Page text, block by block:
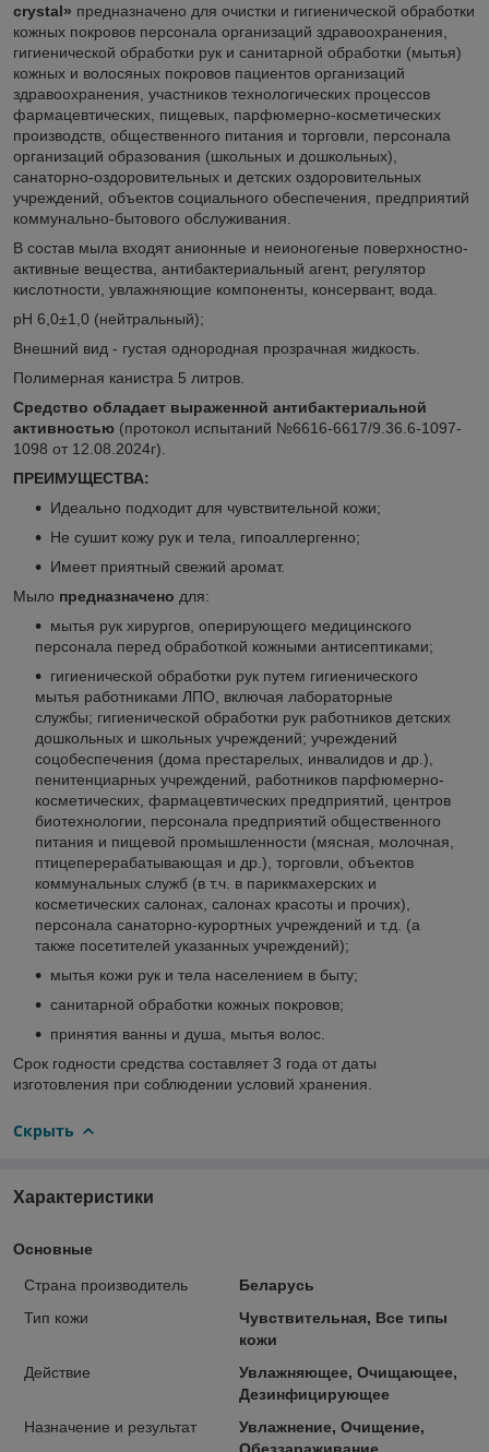
crystal» предназначено для очистки и гигиенической обработки
кожных покровов персонала организаций здравоохранения,
гигиенической обработки рук и санитарной обработки (мытья)
кожных и волосяных покровов пациентов организаций
здравоохранения, участников технологических процессов
фармацевтических, пищевых, парфюмерно-косметических
производств, общественного питания и торговли, персонала
организаций образования (школьных и дошкольных),
санаторно-оздоровительных и детских оздоровительных
учреждений, объектов социального обеспечения, предприятий
коммунально-бытового обслуживания.
В состав мыла входят анионные и неионогеные поверхностно-
активные вещества, антибактериальный агент, регулятор
кислотности, увлажняющие компоненты, консервант, вода.
pH 6,0±1,0 (нейтральный);
Внешний вид - густая однородная прозрачная жидкость.
Полимерная канистра 5 литров.
Средство обладает выраженной антибактериальной
активностью (протокол испытаний №6616-6617/9.36.6-1097-
1098 от 12.08.2024г).
ПРЕИМУЩЕСТВА:
Идеально подходит для чувствительной кожи;
Не сушит кожу рук и тела, гипоаллергенно;
Имеет приятный свежий аромат.
Мыло предназначено для:
мытья рук хирургов, оперирующего медицинского
персонала перед обработкой кожными антисептиками;
гигиенической обработки рук путем гигиенического
мытья работниками ЛПО, включая лабораторные
службы; гигиенической обработки рук работников детских
дошкольных и школьных учреждений; учреждений
соцобеспечения (дома престарелых, инвалидов и др.),
пенитенциарных учреждений, работников парфюмерно-
косметических, фармацевтических предприятий, центров
биотехнологии, персонала предприятий общественного
питания и пищевой промышленности (мясная, молочная,
птицеперерабатывающая и др.), торговли, объектов
коммунальных служб (в т.ч. в парикмахерских и
косметических салонах, салонах красоты и прочих),
персонала санаторно-курортных учреждений и т.д. (а
также посетителей указанных учреждений);
мытья кожи рук и тела населением в быту;
санитарной обработки кожных покровов;
принятия ванны и душа, мытья волос.
Срок годности средства составляет 3 года от даты
изготовления при соблюдении условий хранения.
Скрыть
Характеристики
Основные
Страна производитель
Беларусь
Тип кожи
Чувствительная, Все типы
кожи
Действие
Увлажняющее, Очищающее,
Дезинфицирующее
Назначение и результат
Увлажнение, Очищение,
Обеззараживание